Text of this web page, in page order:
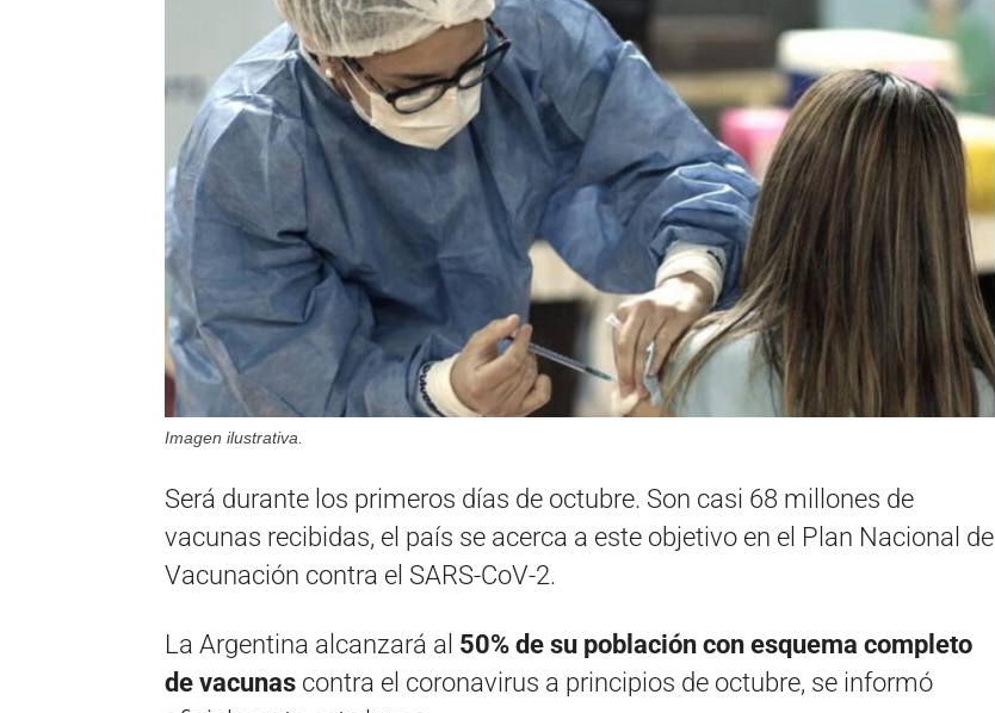
Imagen ilustrativa.
Será durante los primeros días de octubre. Son casi 68 millones de
vacunas recibidas, el país se acerca a este objetivo en el Plan Nacional de
Vacunación contra el SARS-CoV-2.
La Argentina alcanzará al 50% de su población con esquema completo
de vacunas contra el coronavirus a principios de octubre, se informó